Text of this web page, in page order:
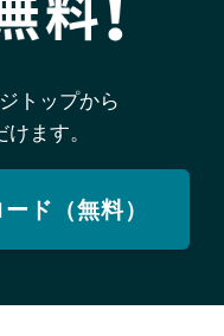
トップから
ます。
ド（無料）